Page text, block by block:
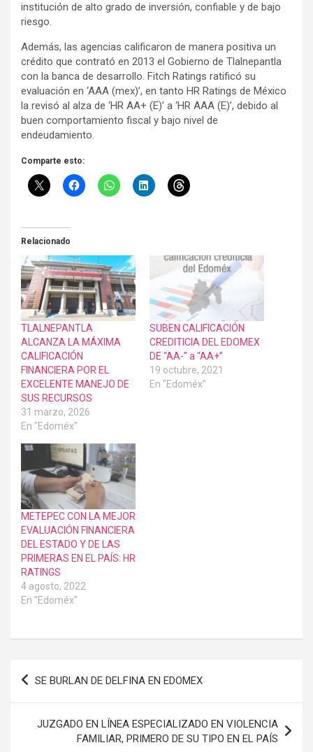
institución de alto grado de inversión, confiable y de bajo
riesgo.
Además, las agencias calificaron de manera positiva un
crédito que contrató en 2013 el Gobierno de Tlalnepantla
con la banca de desarrollo. Fitch Ratings ratificó su
evaluación en ‘AAA (mex)’, en tanto HR Ratings de México
la revisó al alza de ‘HR AA+ (E)’ a ‘HR AAA (E)’, debido al
buen comportamiento fiscal y bajo nivel de
endeudamiento.
Comparte esto:
Relacionado
TLALNEPANTLA
ALCANZA LA MÁXIMA
CALIFICACIÓN
FINANCIERA POR EL
EXCELENTE MANEJO DE
SUS RECURSOS
31 marzo, 2026
En "Edoméx"
SUBEN CALIFICACIÓN
CREDITICIA DEL EDOMEX
DE “AA-” a “AA+”
19 octubre, 2021
En "Edoméx"
METEPEC CON LA MEJOR
EVALUACIÓN FINANCIERA
DEL ESTADO Y DE LAS
PRIMERAS EN EL PAÍS: HR
RATINGS
4 agosto, 2022
En "Edoméx"
Navegación
SE BURLAN DE DELFINA EN EDOMEX
JUZGADO EN LÍNEA ESPECIALIZADO EN VIOLENCIA
FAMILIAR, PRIMERO DE SU TIPO EN EL PAÍS